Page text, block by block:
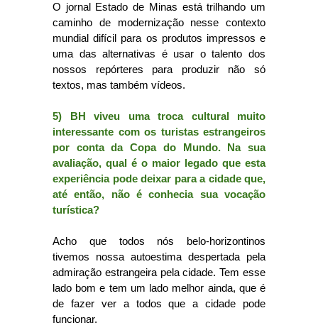
O jornal Estado de Minas está trilhando um
caminho de modernização nesse contexto
mundial difícil para os produtos impressos e
uma das alternativas é usar o talento dos
nossos repórteres para produzir não só
textos, mas também vídeos.
5) BH viveu uma troca cultural muito
interessante com os turistas estrangeiros
por conta da Copa do Mundo. Na sua
avaliação, qual é o maior legado que esta
experiência pode deixar para a cidade que,
até então, não é conhecia sua vocação
turística?
Acho que todos nós belo-horizontinos
tivemos nossa autoestima despertada pela
admiração estrangeira pela cidade. Tem esse
lado bom e tem um lado melhor ainda, que é
de fazer ver a todos que a cidade pode
funcionar.